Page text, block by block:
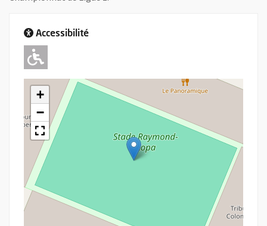
Accessibilité
Adapté pour l'handicap Moteur
+
−